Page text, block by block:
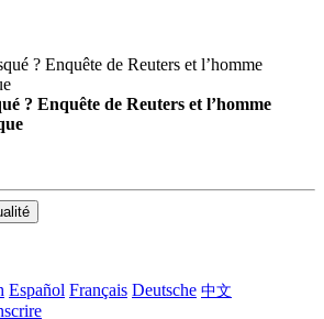
? Enquête de Reuters et l’homme
Español Français Deutsche 中文